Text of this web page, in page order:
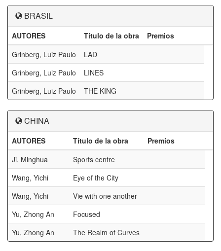
BRASIL
AUTORES Título de la obra
Premios
Grinberg, Luiz Paulo
LAD
Grinberg, Luiz Paulo
LINES
Grinberg, Luiz Paulo
THE KING
CHINA
AUTORES Título de la obra
Premios
Ji, Minghua
Sports centre
Wang, Yichi
Eye of the City
Wang, Yichi
Vie with one another
Yu, Zhong An
Focused
Yu, Zhong An
The Realm of Curves